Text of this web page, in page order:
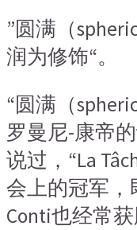
”圆满（
润为修饰“。
“圆满（
罗曼尼-康帝
说过，“La
会上的冠军，
Conti也经常